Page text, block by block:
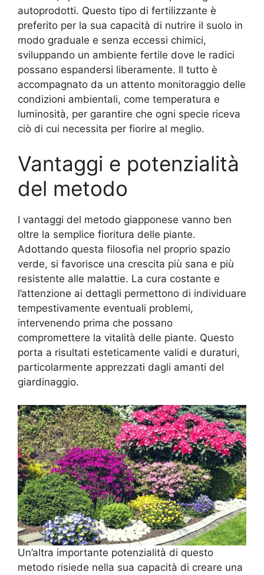
autoprodotti. Questo tipo di fertilizzante è
preferito per la sua capacità di nutrire il suolo in
modo graduale e senza eccessi chimici,
sviluppando un ambiente fertile dove le radici
possano espandersi liberamente. Il tutto è
accompagnato da un attento monitoraggio delle
condizioni ambientali, come temperatura e
luminosità, per garantire che ogni specie riceva
ciò di cui necessita per fiorire al meglio.
Vantaggi e potenzialità
del metodo
I vantaggi del metodo giapponese vanno ben
oltre la semplice fioritura delle piante.
Adottando questa filosofia nel proprio spazio
verde, si favorisce una crescita più sana e più
resistente alle malattie. La cura costante e
l’attenzione ai dettagli permettono di individuare
tempestivamente eventuali problemi,
intervenendo prima che possano
compromettere la vitalità delle piante. Questo
porta a risultati esteticamente validi e duraturi,
particolarmente apprezzati dagli amanti del
giardinaggio.
Un’altra importante potenzialità di questo
metodo risiede nella sua capacità di creare una